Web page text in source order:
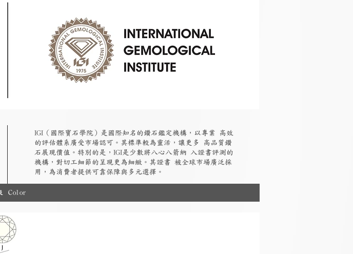
​IGI（國際寶石學院）是國際知名的鑽石鑑定機構，以專業 高效
的評估體系廣受市場認可。其標準較為靈活，讓更多 高品質鑽
石展現價值。特別的是，IGI是少數將八心八箭納 入證書評測的
機構，對切工細節的呈現更為細緻。其證書 被全球市場廣泛採
用，為消費者提供可靠保障與多元選擇。
色級 Color